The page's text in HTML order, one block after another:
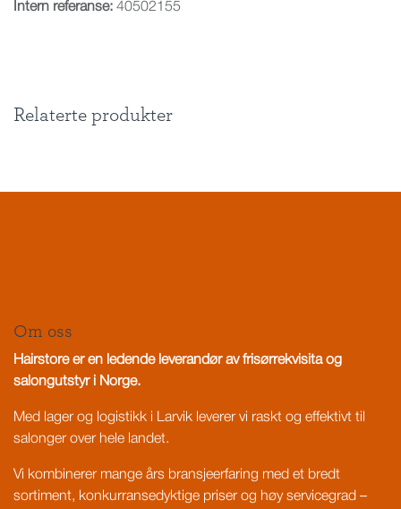
Intern referanse: 40502155
Relaterte produkter
Om oss
Hairstore er en ledende leverandør av frisørrekvisita og
salongutstyr i Norge.
Med lager og logistikk i Larvik leverer vi raskt og effektivt til
salonger over hele landet.
Vi kombinerer mange års bransjeerfaring med et bredt
sortiment, konkurransedyktige priser og høy servicegrad –